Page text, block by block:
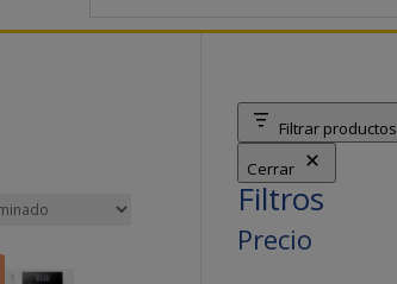
Filtrar productos
Cerrar
Filtros
Precio